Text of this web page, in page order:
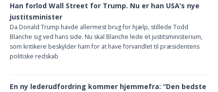
Han forlod Wall Street for Trump. Nu er han USA’s nye
justitsminister
Da Donald Trump havde allermest brug for hjælp, stillede Todd
Blanche sig ved hans side. Nu skal Blanche lede et justitsministerium,
som kritikere beskylder ham for at have forvandlet til præsidentens
politiske redskab
En ny lederudfordring kommer hjemmefra: “Den bedste